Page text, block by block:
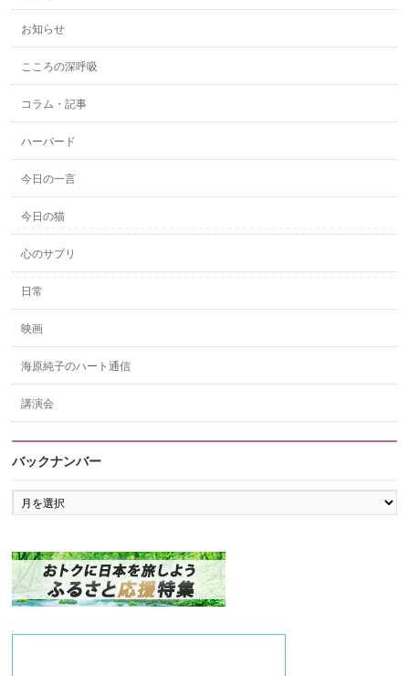
お知らせ
こころの深呼吸
コラム・記事
ハーバード
今日の一言
今日の猫
心のサプリ
日常
映画
海原純子のハート通信
講演会
バックナンバー
バ
ッ
ン
バ
ー